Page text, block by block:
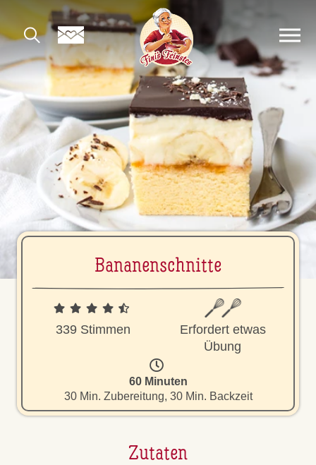
Ba­na­nen­schnit­te
339 Stimmen
Erfordert etwas
Übung
60 Minuten
30 Min. Zubereitung, 30 Min. Backzeit
Zutaten